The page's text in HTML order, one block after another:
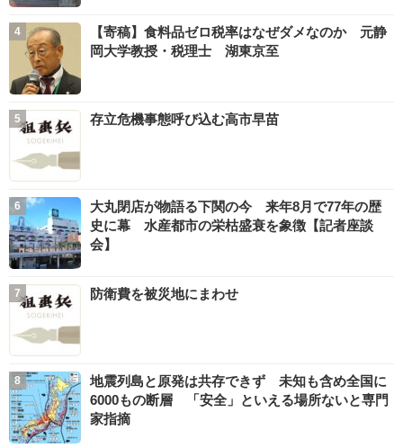
【寄稿】食料品ゼロ税率はなぜダメなのか 元静
岡大学教授・税理士 湖東京至
存立危機事態呼び込む高市早苗
大丸閉店が物語る下関の今 来年8月で77年の歴
史に幕 水産都市の栄枯盛衰を象徴【記者座談
会】
防衛費を被災地にまわせ
地震列島と原発は共存できず 未知も含め全国に
6000もの断層 「安全」といえる場所ないと専門
家指摘